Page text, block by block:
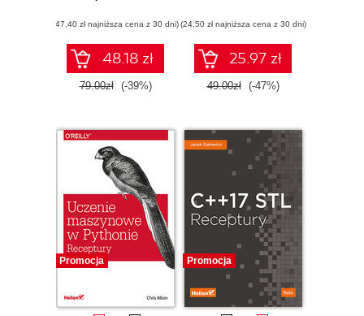
(47,40 zł najniższa cena z 30 dni)
48.18 zł
79.00zł (-39%)
(24,50 zł najniższa cena z 30 dni)
25.97 zł
49.00zł (-47%)
Promocja Promocja